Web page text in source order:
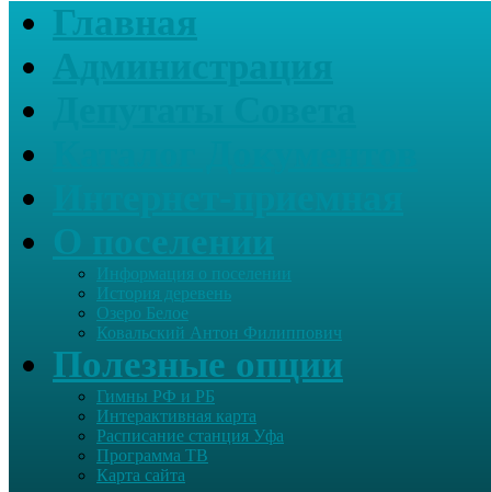
Главная
Информация о поселении
История деревень
Озеро Белое
Ковальский Антон Филиппович
Полезные опции
Гимны РФ и РБ
Интерактивная карта
Расписание станция Уфа
Программа ТВ
Карта сайта